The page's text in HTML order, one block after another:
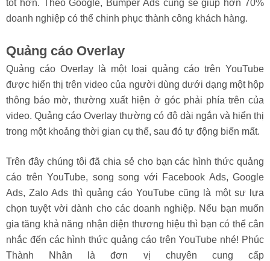
tốt hơn. Theo Google, Bumper Ads cũng sẽ giúp hơn 70%
doanh nghiệp có thể chinh phục thành công khách hàng.
Quảng cáo Overlay
Quảng cáo Overlay là một loại quảng cáo trên YouTube
được hiển thị trên video của người dùng dưới dạng một hộp
thông báo mờ, thường xuất hiện ở góc phải phía trên của
video. Quảng cáo Overlay thường có độ dài ngắn và hiển thị
trong một khoảng thời gian cụ thể, sau đó tự động biến mất.
Trên đây chúng tôi đã chia sẻ cho bạn các hình thức quảng
cáo trên YouTube, song song với Facebook Ads, Google
Ads, Zalo Ads thì quảng cáo YouTube cũng là một sự lựa
chọn tuyệt vời dành cho các doanh nghiệp. Nếu bạn muốn
gia tăng khả năng nhận diện thương hiệu thì bạn có thể cân
nhắc đến các hình thức quảng cáo trên YouTube nhé! Phúc
Thành Nhân là đơn vị chuyên cung cấp